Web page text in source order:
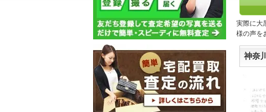
実際に大
様の声を
神奈